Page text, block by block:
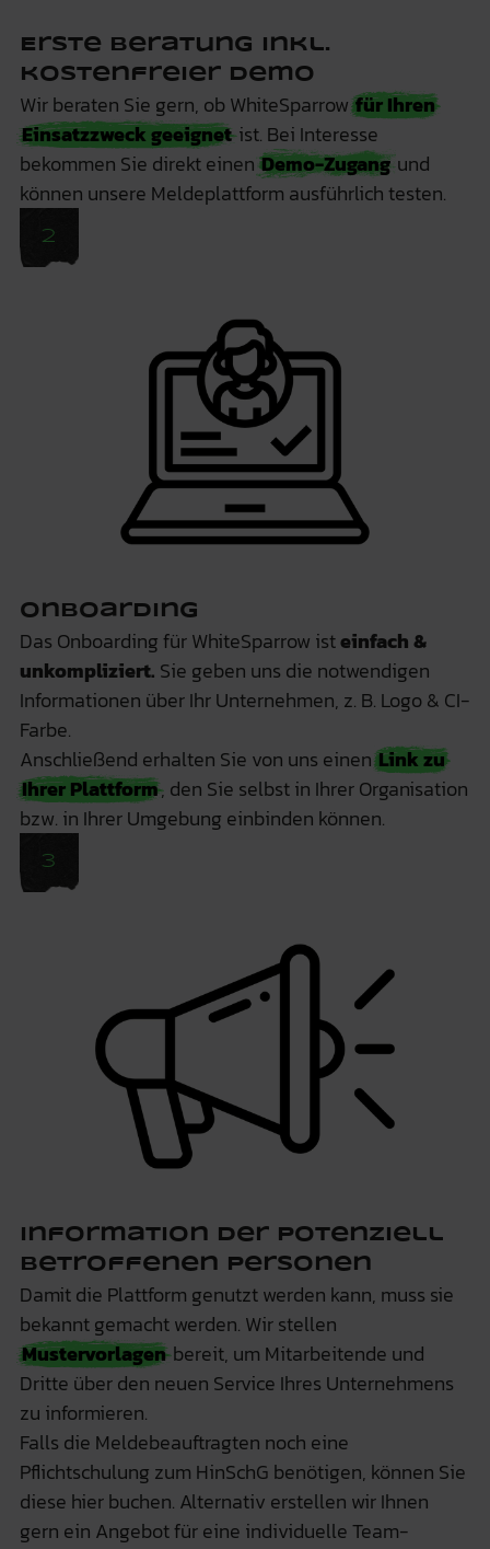
Erste Beratung inkl.
kostenfreier Demo
Wir beraten Sie gern, ob WhiteSparrowfür Ihren
Einsatzzweck geeignetist. Bei Interesse
bekommen Sie direkt einen Demo-Zugangund
können unsere Meldeplattform ausführlich testen.
Onboarding
Das Onboarding für WhiteSparrow isteinfach &
unkompliziert. Sie geben uns die notwendigen
Informationen über Ihr Unternehmen, z. B. Logo & CI-
Farbe.
Anschließend erhalten Sie von uns einenLink zu
Ihrer Plattform, den Sie selbst in Ihrer Organisation
bzw. in Ihrer Umgebung einbinden können.
Information der potenziell
betroffenen Personen
Damit die Plattform genutzt werden kann, muss sie
bekannt gemacht werden. Wir stellen
Mustervorlagenbereit, um Mitarbeitende und
Dritte über den neuen Service Ihres Unternehmens
zu informieren.
Falls die Meldebeauftragten noch eine
Pflichtschulung zum HinSchG benötigen, können Sie
diese hierbuchen. Alternativ erstellen wir Ihnen
gern ein Angebot für eine individuelle Team-